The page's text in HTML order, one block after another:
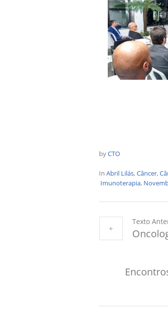
byCTO
In Abril Lilás,Câncer,
Imunoterapia,
Texto